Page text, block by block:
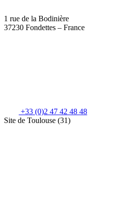
1 rue de la Bodinière
37230 Fondettes – France
+33 (0)2 47 42 48 48
Site de Toulouse (31)